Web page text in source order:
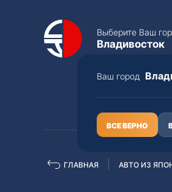
Выберите Ваш
Владивосток
Ваш город
ВСЕ ВЕРНО
Полная пошлина
ГЛАВНАЯ АВТО ИЗ